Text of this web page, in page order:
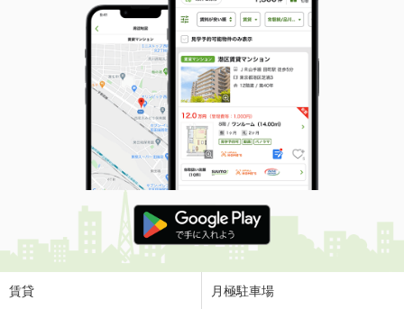
賃貸 月極駐車場